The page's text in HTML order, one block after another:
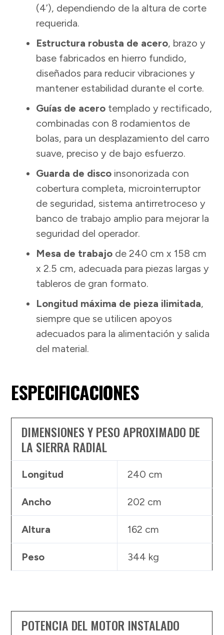
(4’), dependiendo de la altura de corte
requerida.
Estructura robusta de acero, brazo y
base fabricados en hierro fundido,
diseñados para reducir vibraciones y
mantener estabilidad durante el corte.
Guías de acero templado y rectificado,
combinadas con 8 rodamientos de
bolas, para un desplazamiento del carro
suave, preciso y de bajo esfuerzo.
Guarda de disco insonorizada con
cobertura completa, microinterruptor
de seguridad, sistema antirretroceso y
banco de trabajo amplio para mejorar la
seguridad del operador.
Mesa de trabajo de 240 cm x 158 cm
x 2.5 cm, adecuada para piezas largas y
tableros de gran formato.
Longitud máxima de pieza ilimitada,
siempre que se utilicen apoyos
adecuados para la alimentación y salida
del material.
ESPECIFICACIONES
DIMENSIONES Y PESO APROXIMADO DE
LA SIERRA RADIAL
Longitud 240 cm
Ancho 202 cm
Altura 162 cm
Peso 344 kg
POTENCIA DEL MOTOR INSTALADO